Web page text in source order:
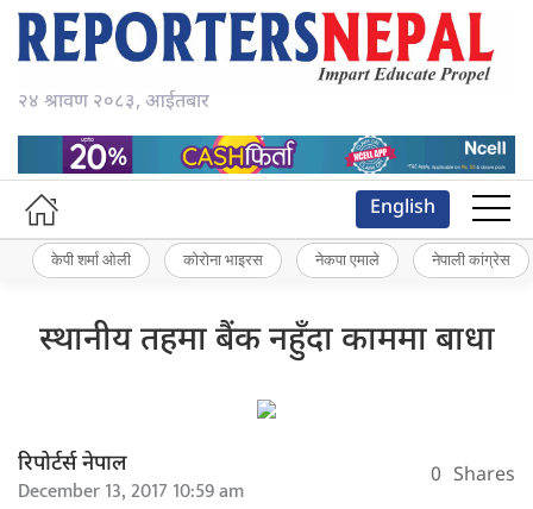
२४ श्रावण २०८३, आईतबार
English
केपी शर्मा ओली कोरोना भाइरस नेकपा एमाले नेपाली कांग्रेस
स्थानीय तहमा बैंक नहुँदा काममा बाधा
रिपोर्टर्स नेपाल
December 13, 2017 10:59 am 0 Shares